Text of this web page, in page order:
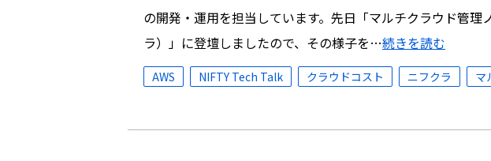
の開発・運用を担当しています。先日「マルチクラウド管理
ラ）」に登壇しましたので、その様子を…続きを読む
AWS NIFTY Tech Talk クラウドコスト ニフクラ マ